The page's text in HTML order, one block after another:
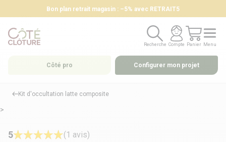
Bon plan retrait magasin : –5% avec RETRAIT5
Recherche
Recherche
Compte
Compte
Panier
Panier
Menu
Menu
Côté pro Configurer mon projet
Kit d'occultation latte composite
5 (1 avis)
>